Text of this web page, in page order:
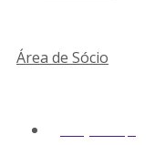
Área de Sócio